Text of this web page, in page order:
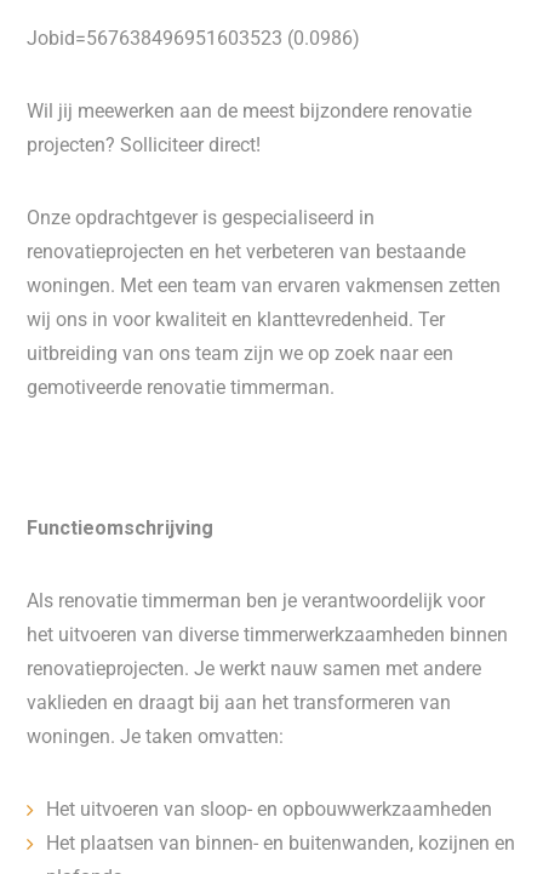
Jobid=567638496951603523 (0.0986)
Wil jij meewerken aan de meest bijzondere renovatie
projecten? Solliciteer direct!
Onze opdrachtgever is gespecialiseerd in
renovatieprojecten en het verbeteren van bestaande
woningen. Met een team van ervaren vakmensen zetten
wij ons in voor kwaliteit en klanttevredenheid. Ter
uitbreiding van ons team zijn we op zoek naar een
gemotiveerde renovatie timmerman.
Functieomschrijving
Als renovatie timmerman ben je verantwoordelijk voor
het uitvoeren van diverse timmerwerkzaamheden binnen
renovatieprojecten. Je werkt nauw samen met andere
vaklieden en draagt bij aan het transformeren van
woningen. Je taken omvatten:
Het uitvoeren van sloop- en opbouwwerkzaamheden
Het plaatsen van binnen- en buitenwanden, kozijnen en